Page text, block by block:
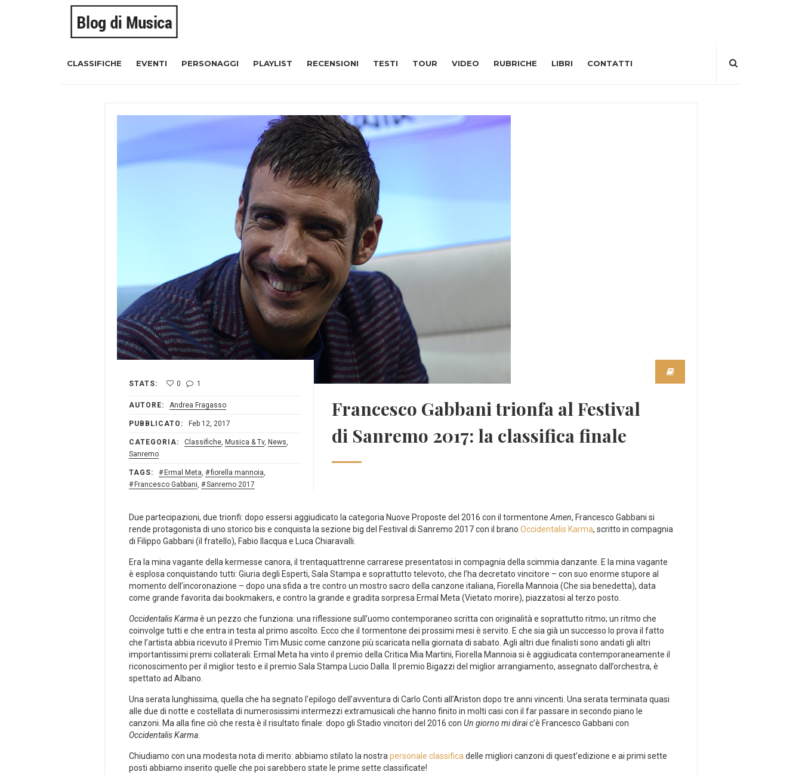
CLASSIFICHE EVENTI PERSONAGGI PLAYLIST RECENSIONI TESTI TOUR VIDEO RUBRICHE LIBRI CONTATTI
STATS: 0 1
AUTORE: Andrea Fragasso
PUBBLICATO: Feb 12, 2017
CATEGORIA: Classifiche, Musica & Tv, News,
Sanremo
TAGS: Ermal Meta, fiorella mannoia,
Francesco Gabbani, Sanremo 2017
Francesco Gabbani trionfa al Festival
di Sanremo 2017: la classifica finale
Due partecipazioni, due trionfi: dopo essersi aggiudicato la categoria Nuove Proposte del 2016 con il tormentoneAmen, Francesco Gabbani si
rende protagonista di uno storico bis e conquista la sezione big del Festival di Sanremo 2017 con il brano Occidentalis Karma, scritto in compagnia
di Filippo Gabbani (il fratello), Fabio Ilacqua e Luca Chiaravalli.
Era la mina vagante della kermesse canora, il trentaquattrenne carrarese presentatosi in compagnia della scimmia danzante. E la mina vagante
è esplosa conquistando tutti: Giuria degli Esperti, Sala Stampa e soprattutto televoto, che l’ha decretato vincitore – con suo enorme stupore al
momento dell’incoronazione – dopo una sfida a tre contro un mostro sacro della canzone italiana, Fiorella Mannoia (Che sia benedetta), data
come grande favorita dai bookmakers, e contro la grande e gradita sorpresa Ermal Meta (Vietato morire), piazzatosi al terzo posto.
Occidentalis Karmaè un pezzo che funziona: una riflessione sull’uomo contemporaneo scritta con originalità e soprattutto ritmo; un ritmo che
coinvolge tutti e che entra in testa al primo ascolto. Ecco che il tormentone dei prossimi mesi è servito. E che sia già un successo lo prova il fatto
che l’artista abbia ricevuto il Premio Tim Music come canzone più scaricata nella giornata di sabato. Agli altri due finalisti sono andati gli altri
importantissimi premi collaterali: Ermal Meta ha vinto il premio della Critica Mia Martini, Fiorella Mannoia si è aggiudicata contemporaneamente il
riconoscimento per il miglior testo e il premio Sala Stampa Lucio Dalla. Il premio Bigazzi del miglior arrangiamento, assegnato dall’orchestra, è
spettato ad Albano.
Una serata lunghissima, quella che ha segnato l’epilogo dell’avventura di Carlo Conti all’Ariston dopo tre anni vincenti. Una serata terminata quasi
alle due di notte e costellata di numerosissimi intermezzi extramusicali che hanno finito in molti casi con il far passare in secondo piano le
canzoni. Ma alla fine ciò che resta è il risultato finale: dopo gli Stadio vincitori del 2016 con Un giorno mi diraic’è Francesco Gabbani con
Occidentalis Karma.
Chiudiamo con una modesta nota di merito: abbiamo stilato la nostrapersonale classificadelle migliori canzoni di quest’edizione e ai primi sette
posti abbiamo inserito quelle che poi sarebbero state le prime sette classificate!